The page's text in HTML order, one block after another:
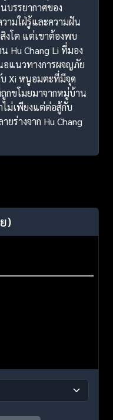
บรรยากาศของ
ามใฝ่รู้และความฝัน
งโต แต่เขาต้องพบ
Hu Chang Li ที่มอง
อแนวทางการผจญภัย
Xi หนูอมตะที่มีจุด
กขโมยมาจากหมู่บ้าน
ไม่เพียงแต่ต่อสู้กับ
ร่างจาก Hu Chang
)